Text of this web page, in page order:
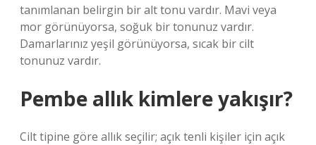
tanımlanan belirgin bir alt tonu vardır. Mavi veya
mor görünüyorsa, soğuk bir tonunuz vardır.
Damarlarınız yeşil görünüyorsa, sıcak bir cilt
tonunuz vardır.
Pembe allık kimlere yakışır?
Cilt tipine göre allık seçilir; açık tenli kişiler için açık